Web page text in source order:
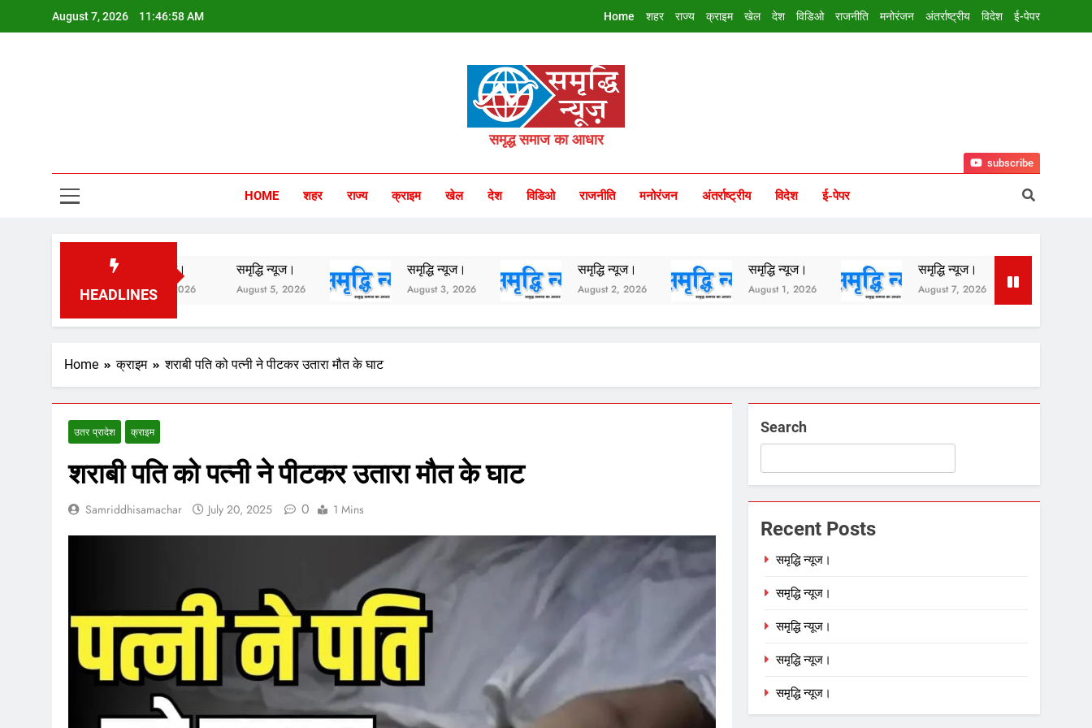
August 7, 2026 11:46:59 AM Home शहर राज्य क्राइम खेल देश विडिओ राजनीति मनोरंजन अंतर्राष्ट्रीय विदेश ई-पेपर
Samriddhi Samachar
समृद्ध समाज का आधार
HOME शहर राज्य क्राइम खेल देश विडिओ राजनीति मनोरंजन अंतर्राष्ट्रीय विदेश ई-पेपर
subscribe
HEADLINES
समृद्धि न्यूज।
August 6, 2026
समृद्धि न्यूज।
August 5, 2026
समृद्धि न्यूज।
August 3, 2026
समृद्धि न्यूज।
August 2, 2026
समृद्धि न्यूज।
August 1, 2026
समृद्धि न्यूज।
August 7, 2026
Home क्राइम शराबी पति को पत्नी ने पीटकर उतारा मौत के घाट
उतर प्रादेश क्राइम
शराबी पति को पत्नी ने पीटकर उतारा मौत के घाट
Samriddhisamachar July 20, 2025 0 1 Mins
Search
Recent Posts
समृद्धि न्यूज।
समृद्धि न्यूज।
समृद्धि न्यूज।
समृद्धि न्यूज।
समृद्धि न्यूज।